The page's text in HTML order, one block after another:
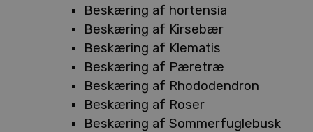
Beskæring af hortensia
Beskæring af Kirsebær
Beskæring af Klematis
Beskæring af Pæretræ
Beskæring af Rhododendron
Beskæring af Roser
Beskæring af Sommerfuglebusk